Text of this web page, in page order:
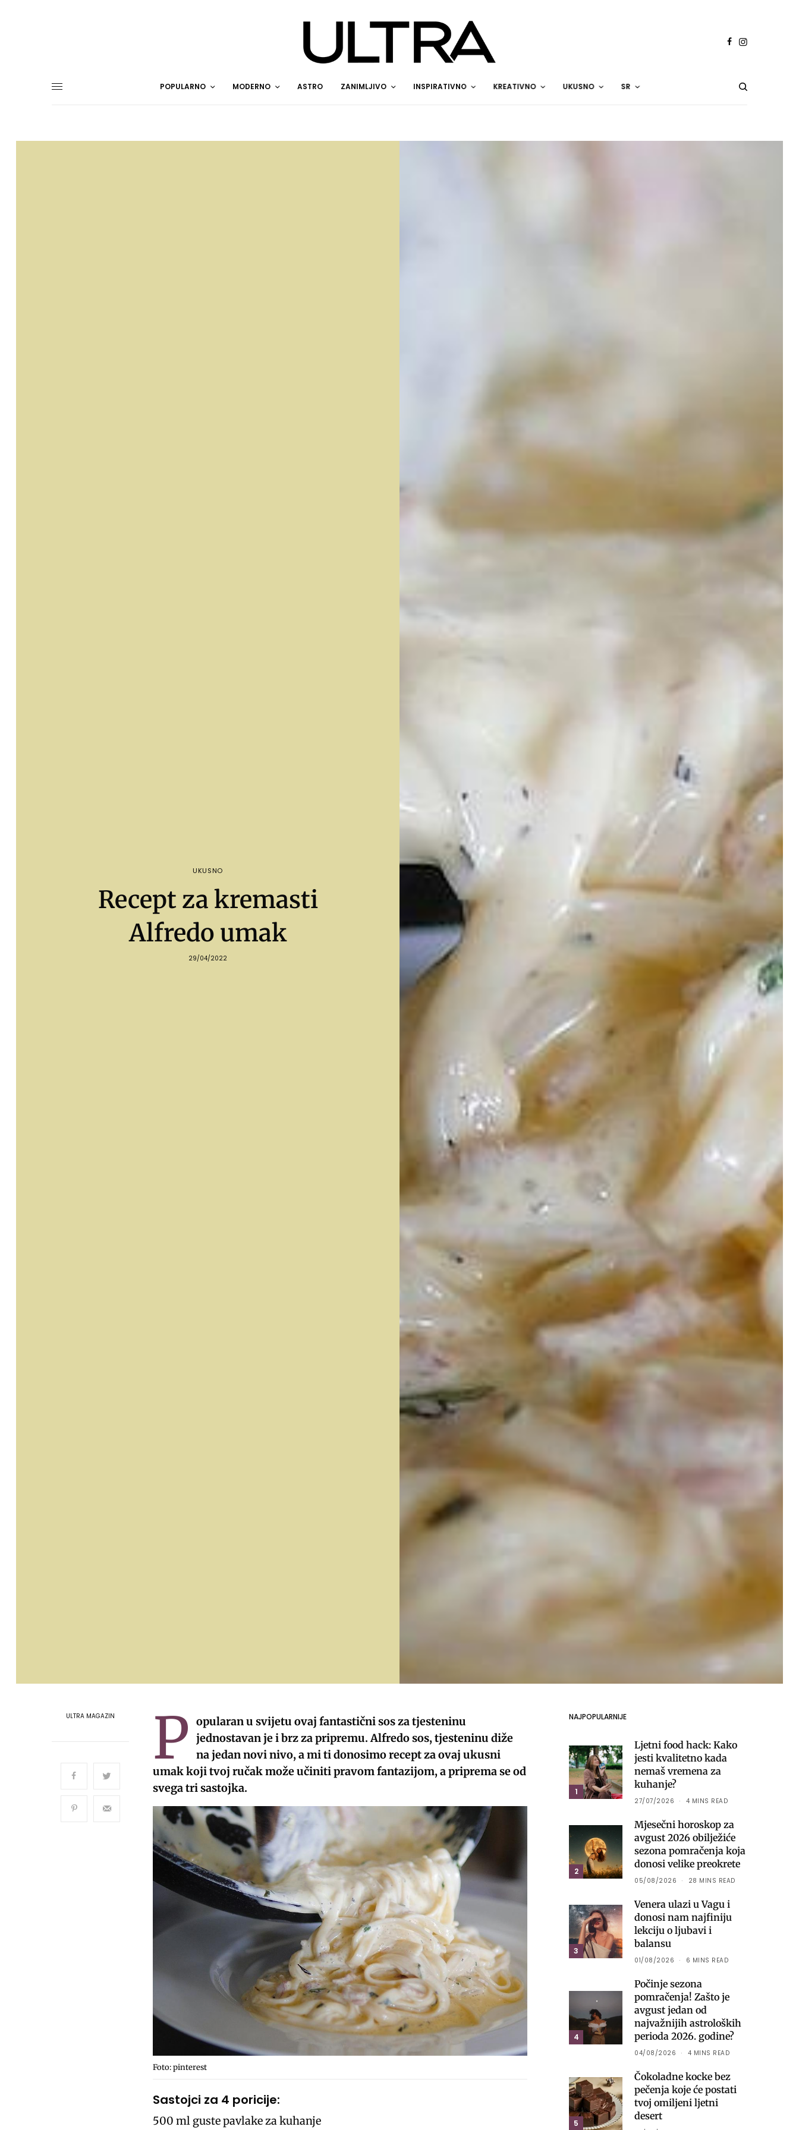
POPULARNO MODERNO ASTRO ZANIMLJIVO INSPIRATIVNO KREATIVNO UKUSNO SR
UKUSNO
Recept za kremasti
Alfredo umak
29/04/2022
ULTRA MAGAZIN P
opularan u svijetu ovaj fantastični sos za tjesteninu
jednostavan je i brz za pripremu. Alfredo sos, tjesteninu diže
na jedan novi nivo, a mi ti donosimo recept za ovaj ukusni
umak koji tvoj ručak može učiniti pravom fantazijom, a priprema se od
svega tri sastojka.
Foto: pinterest
Sastojci za 4 poricije:
500 ml guste pavlake za kuhanje
NAJPOPULARNIJE
1
Ljetni food hack: Kako
jesti kvalitetno kada
nemaš vremena za
kuhanje?
27/07/2026 4 MINS READ
2
Mjesečni horoskop za
avgust 2026 obilježiće
sezona pomračenja koja
donosi velike preokrete
05/08/2026 28 MINS READ
3
Venera ulazi u Vagu i
donosi nam najfiniju
lekciju o ljubavi i
balansu
01/08/2026 6 MINS READ
4
Počinje sezona
pomračenja! Zašto je
avgust jedan od
najvažnijih astroloških
perioda 2026. godine?
04/08/2026 4 MINS READ
5
Čokoladne kocke bez
pečenja koje će postati
tvoj omiljeni ljetni
desert